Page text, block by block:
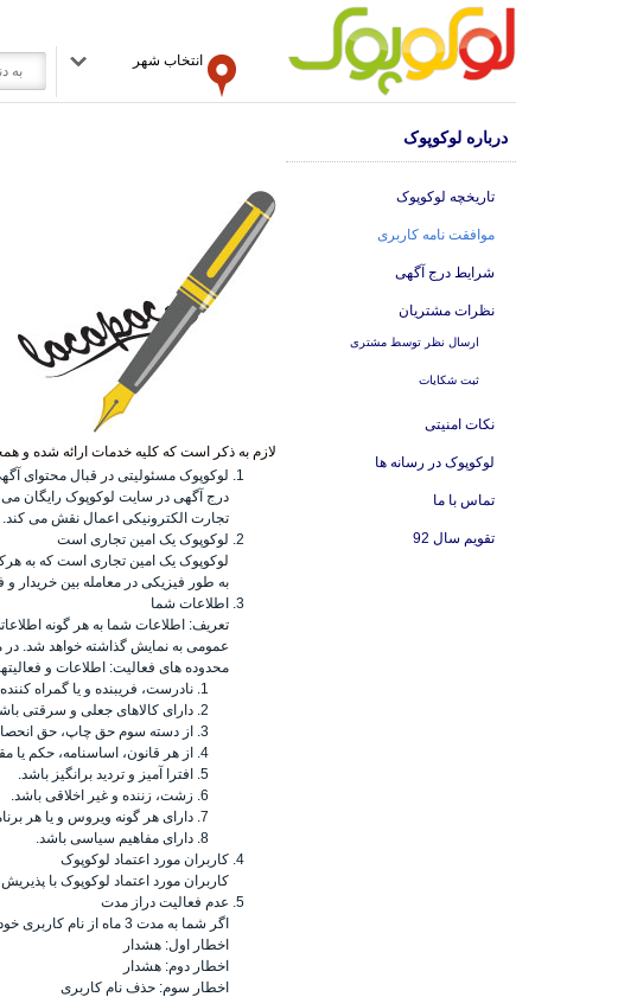
انتخاب شهر
لازم به ذکر است که کلیه خدمات ارائه شده و
لوکوپوک مسئولیتی در قبال محتوای
درج آگهی در سایت لوکوپوک رایگان
تجارت الکترونیکی اعمال نقش می کند.
لوکوپوک یک امین تجاری است
لوکوپوک یک امین تجاری است که به
به طور فیزیکی در معامله بین خریدار
اطلاعات شما
تعریف: اطلاعات شما به هر گونه
عمومی به نمایش گذاشته خواهد شد. در
محدوده های فعالیت: اطلاعات و
نادرست، فریبنده و یا گمراه کننده
دارای کالاهای جعلی و سرقتی
از دسته سوم حق چاپ، حق
از هر قانون، اساسنامه، حکم یا
افترا آمیز و تردید برانگیز باشد.
زشت، زننده و غیر اخلاقی باشد.
دارای هر گونه ویروس و یا هر
دارای مفاهیم سیاسی باشد.
کاربران مورد اعتماد لوکوپوک
کاربران مورد اعتماد لوکوپوک با
عدم فعالیت دراز مدت
اگر شما به مدت 3 ماه از نام کاربری خود در سایت استفاده عملیاتی ننمائید، لوکوپوک اخطارهای زیر را به فاصله هر یک هفته به شما خواهد داد:
اخطار اول: هشدار
اخطار دوم: هشدار
اخطار سوم: حذف نام کاربری
درباره لوکوپوک
تاریخچه لوکوپوک
موافقت نامه کاربری
شرایط درج آگهی
نظرات مشتریان
ارسال نظر توسط مشتری
ثبت شکایات
نکات امنیتی
لوکوپوک در رسانه ها
تماس با ما
تقویم سال 92